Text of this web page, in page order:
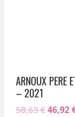
ARNOUX PERE
– 2021
58,63€ Le
46,92